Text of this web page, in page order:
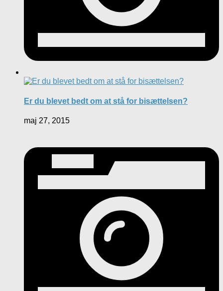
Er du blevet bedt om at stå for bisættelsen?
maj 27, 2015